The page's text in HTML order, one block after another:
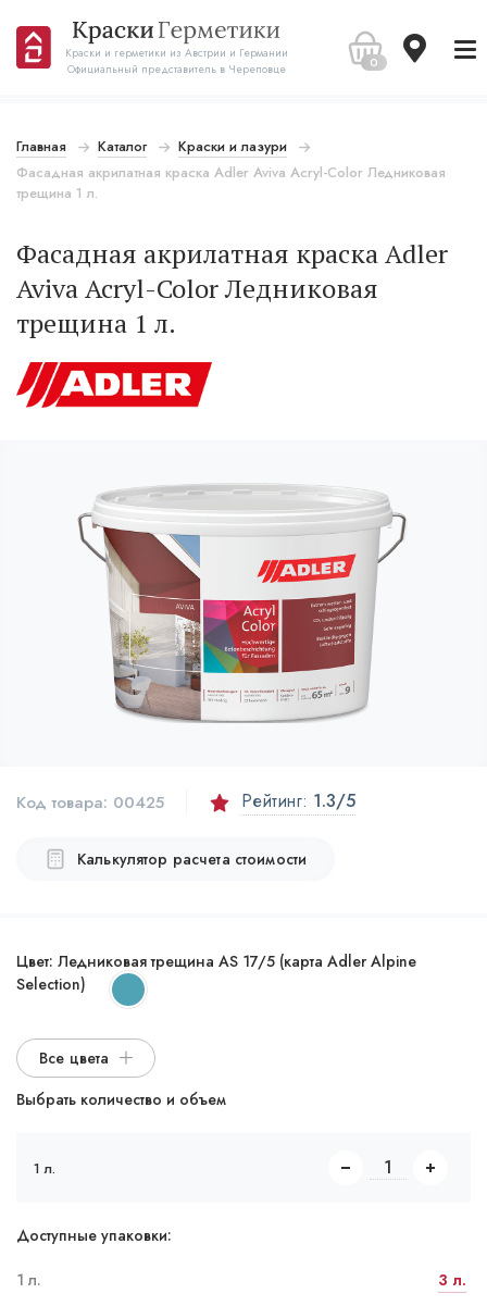
Краски и герметики из Австрии и Германии
Официальный представитель в Череповце
0
Главная Каталог
Краски и лазури
Фасадная акрилатная краска Adler Aviva Acryl-Color Ледниковая
трещина 1 л.
Фасадная акрилатная краска Adler
Aviva Acryl-Color Ледниковая
трещина 1 л.
Код товара: 00425 Рейтинг: 1.3/5
Калькулятор расчета стоимости
Цвет: Ледниковая трещина AS 17/5 (карта Adler Alpine
Selection)
Все цвета
Выбрать количество и объем
1 л.
Доступные упаковки:
1 л. 3 л.